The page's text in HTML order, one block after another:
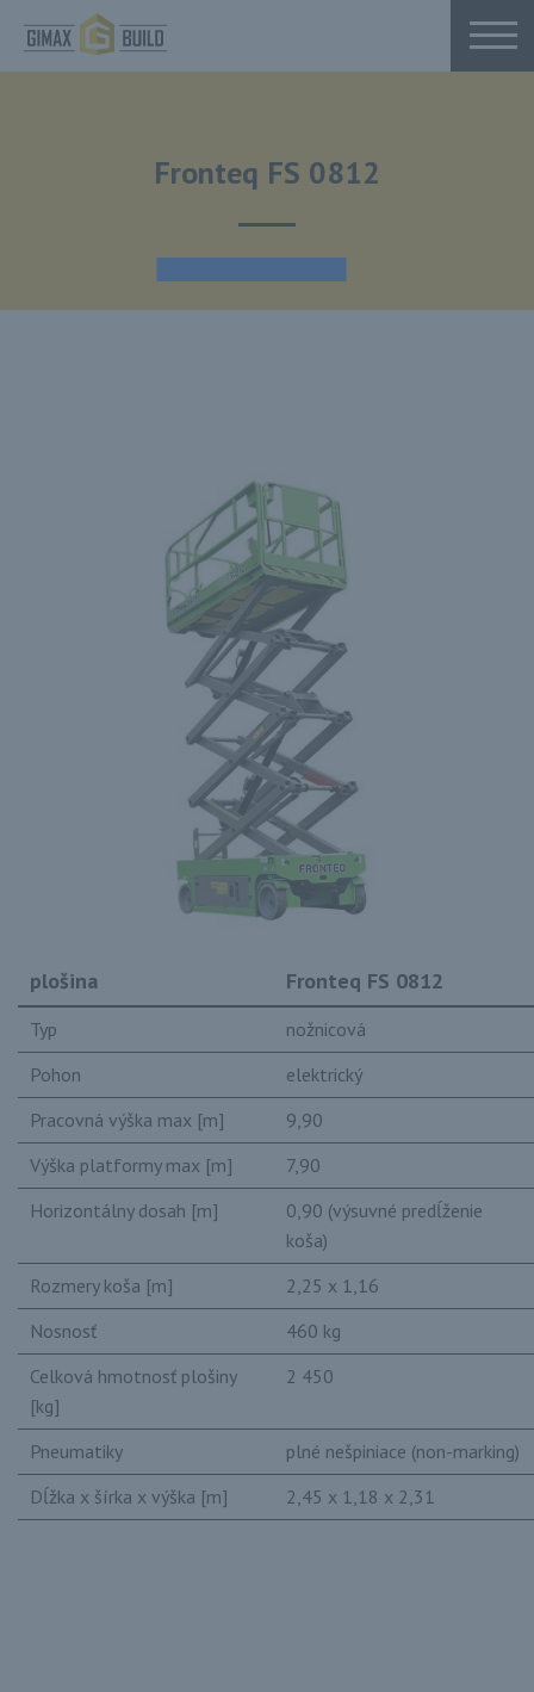
Fronteq FS 0812
plošina Fronteq FS 0812
Typ
nožnicová
Pohon
elektrický
Pracovná výška max [m]
9,90
Výška platformy max [m]
7,90
Horizontálny dosah [m]
0,90 (výsuvné predĺženie
koša)
Rozmery koša [m]
2,25 x 1,16
Nosnosť
460 kg
Celková hmotnosť plošiny
[kg]
2 450
Pneumatiky
plné nešpiniace (non-marking)
Dĺžka x šírka x výška [m]
2,45 x 1,18 x 2,31